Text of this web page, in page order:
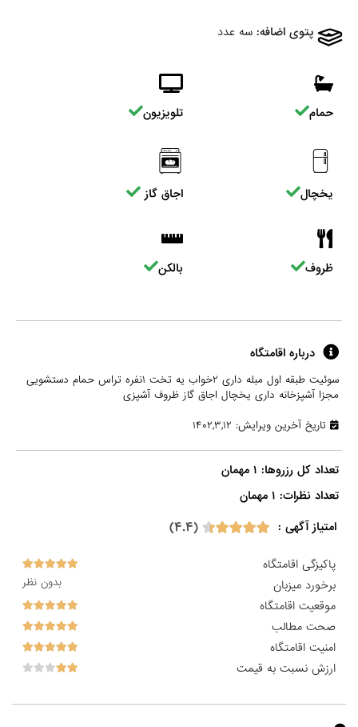
پتوی اضافه: سه عدد
حمام تلویزیون
یخچال اجاق گاز
ظروف بالکن
درباره اقامتگاه
سوئیت طبقه اول مبله داری ۲خواب یه تخت ۱نفره تراس حمام دستشویی
مجزا آشپزخانه داری یخچال اجاق گاز ظروف آشپزی
تاریخ آخرین ویرایش: ۱۴۰۲,۳,۱۲
تعداد کل رزروها: ۱ مهمان
تعداد نظرات: ۱ مهمان
امتیاز آگهی :
(۴.۴)
پاکیزگی اقامتگاه
برخورد میزبان
بدون نظر
موقعیت اقامتگاه
صحت مطالب
امنیت اقامتگاه
ارزش نسبت به قیمت